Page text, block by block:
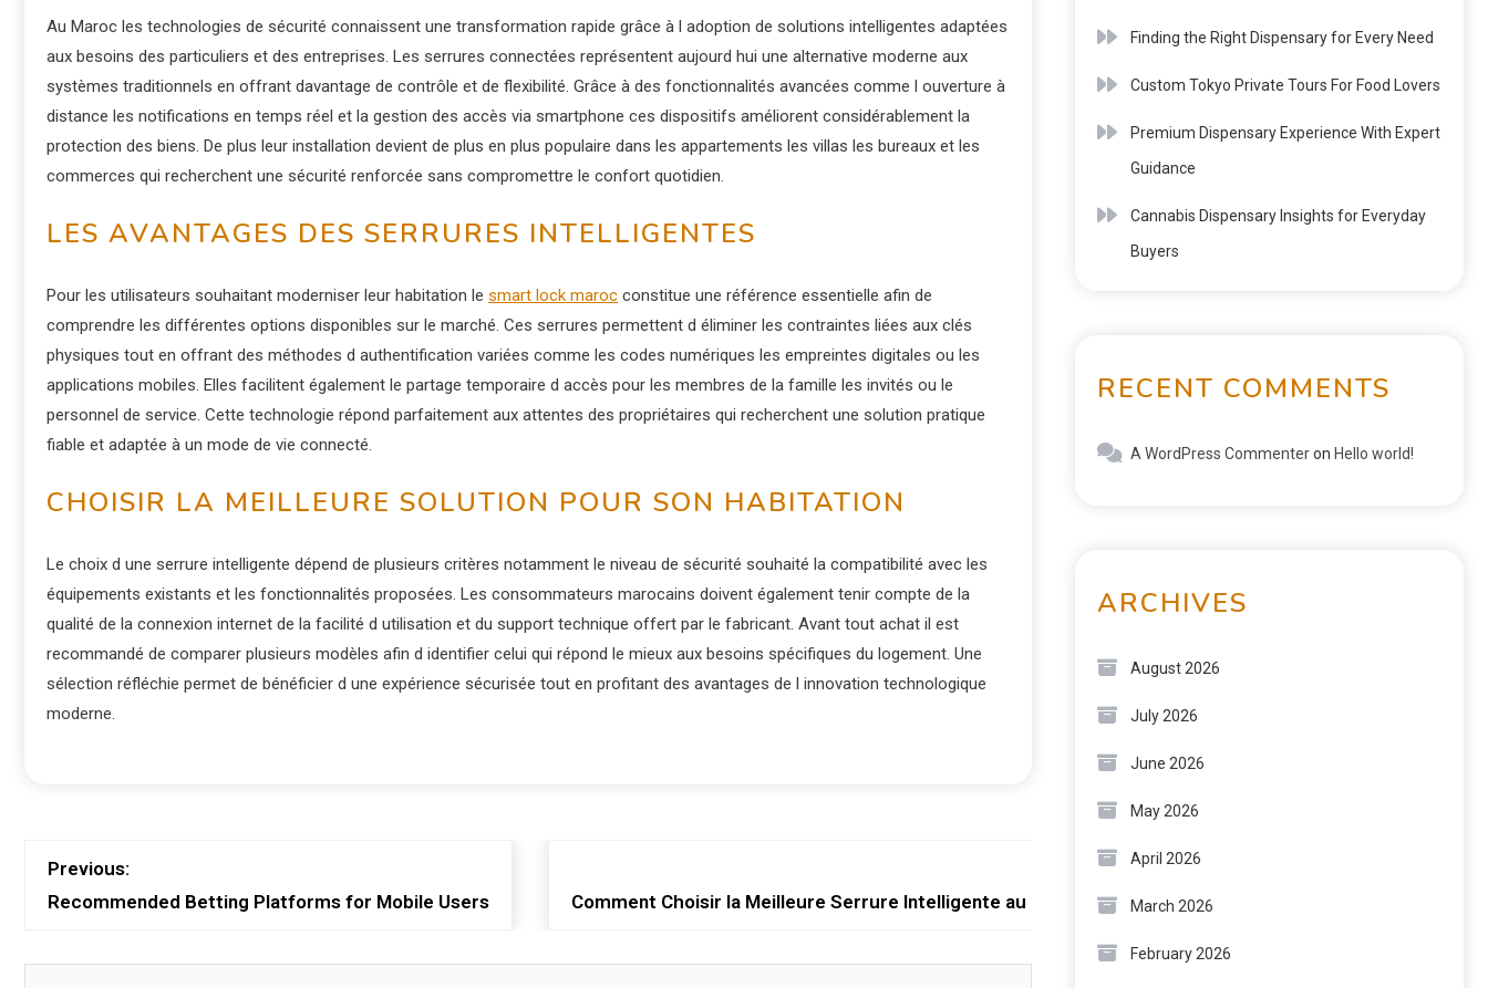
Au Maroc les technologies de sécurité connaissent une transformation rapide grâce à l adoption de solutions intelligentes adaptées
aux besoins des particuliers et des entreprises. Les serrures connectées représentent aujourd hui une alternative moderne aux
systèmes traditionnels en offrant davantage de contrôle et de flexibilité. Grâce à des fonctionnalités avancées comme l ouverture à
distance les notifications en temps réel et la gestion des accès via smartphone ces dispositifs améliorent considérablement la
protection des biens. De plus leur installation devient de plus en plus populaire dans les appartements les villas les bureaux et les
commerces qui recherchent une sécurité renforcée sans compromettre le confort quotidien.
LES AVANTAGES DES SERRURES INTELLIGENTES
Pour les utilisateurs souhaitant moderniser leur habitation le smart lock maroc constitue une référence essentielle afin de
comprendre les différentes options disponibles sur le marché. Ces serrures permettent d éliminer les contraintes liées aux clés
physiques tout en offrant des méthodes d authentification variées comme les codes numériques les empreintes digitales ou les
applications mobiles. Elles facilitent également le partage temporaire d accès pour les membres de la famille les invités ou le
personnel de service. Cette technologie répond parfaitement aux attentes des propriétaires qui recherchent une solution pratique
fiable et adaptée à un mode de vie connecté.
CHOISIR LA MEILLEURE SOLUTION POUR SON HABITATION
Le choix d une serrure intelligente dépend de plusieurs critères notamment le niveau de sécurité souhaité la compatibilité avec les
équipements existants et les fonctionnalités proposées. Les consommateurs marocains doivent également tenir compte de la
qualité de la connexion internet de la facilité d utilisation et du support technique offert par le fabricant. Avant tout achat il est
recommandé de comparer plusieurs modèles afin d identifier celui qui répond le mieux aux besoins spécifiques du logement. Une
sélection réfléchie permet de bénéficier d une expérience sécurisée tout en profitant des avantages de l innovation technologique
moderne.
Previous:
Recommended Betting Platforms for Mobile Users
Next:
Comment Choisir la Meilleure Serrure Intelligente au Maroc ?
Finding the Right Dispensary for Every Need
Custom Tokyo Private Tours For Food Lovers
Premium Dispensary Experience With Expert
Guidance
Cannabis Dispensary Insights for Everyday
Buyers
RECENT COMMENTS
A WordPress Commenteron Hello world!
ARCHIVES
August 2026
July 2026
June 2026
May 2026
April 2026
March 2026
February 2026